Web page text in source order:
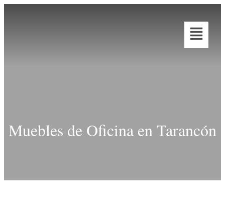
Muebles de Oficina en Tarancón